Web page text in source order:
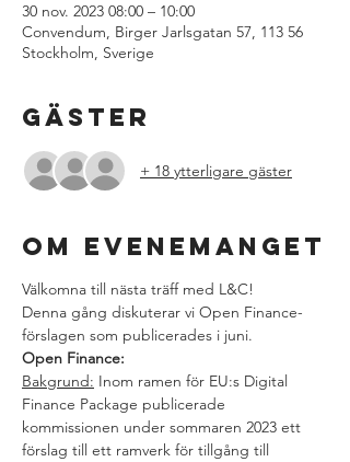
30 nov. 2023 08:00 – 10:00
Convendum, Birger Jarlsgatan 57, 113 56
Stockholm, Sverige
Gäster
+ 18 ytterligare gäster
Om evenemanget
Välkomna till nästa träff med L&C!
Denna gång diskuterar vi Open Finance-
förslagen som publicerades i juni.
Open Finance:
Bakgrund: Inom ramen för EU:s Digital
Finance Package publicerade
kommissionen under sommaren 2023 ett
förslag till ett ramverk för tillgång till